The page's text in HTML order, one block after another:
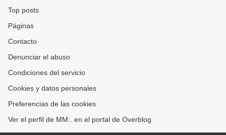
Top posts
Páginas
Contacto
Denunciar el abuso
Condiciones del servicio
Cookies y datos personales
Preferencias de las cookies
Ver el perfil de MM:. en el portal de Overblog